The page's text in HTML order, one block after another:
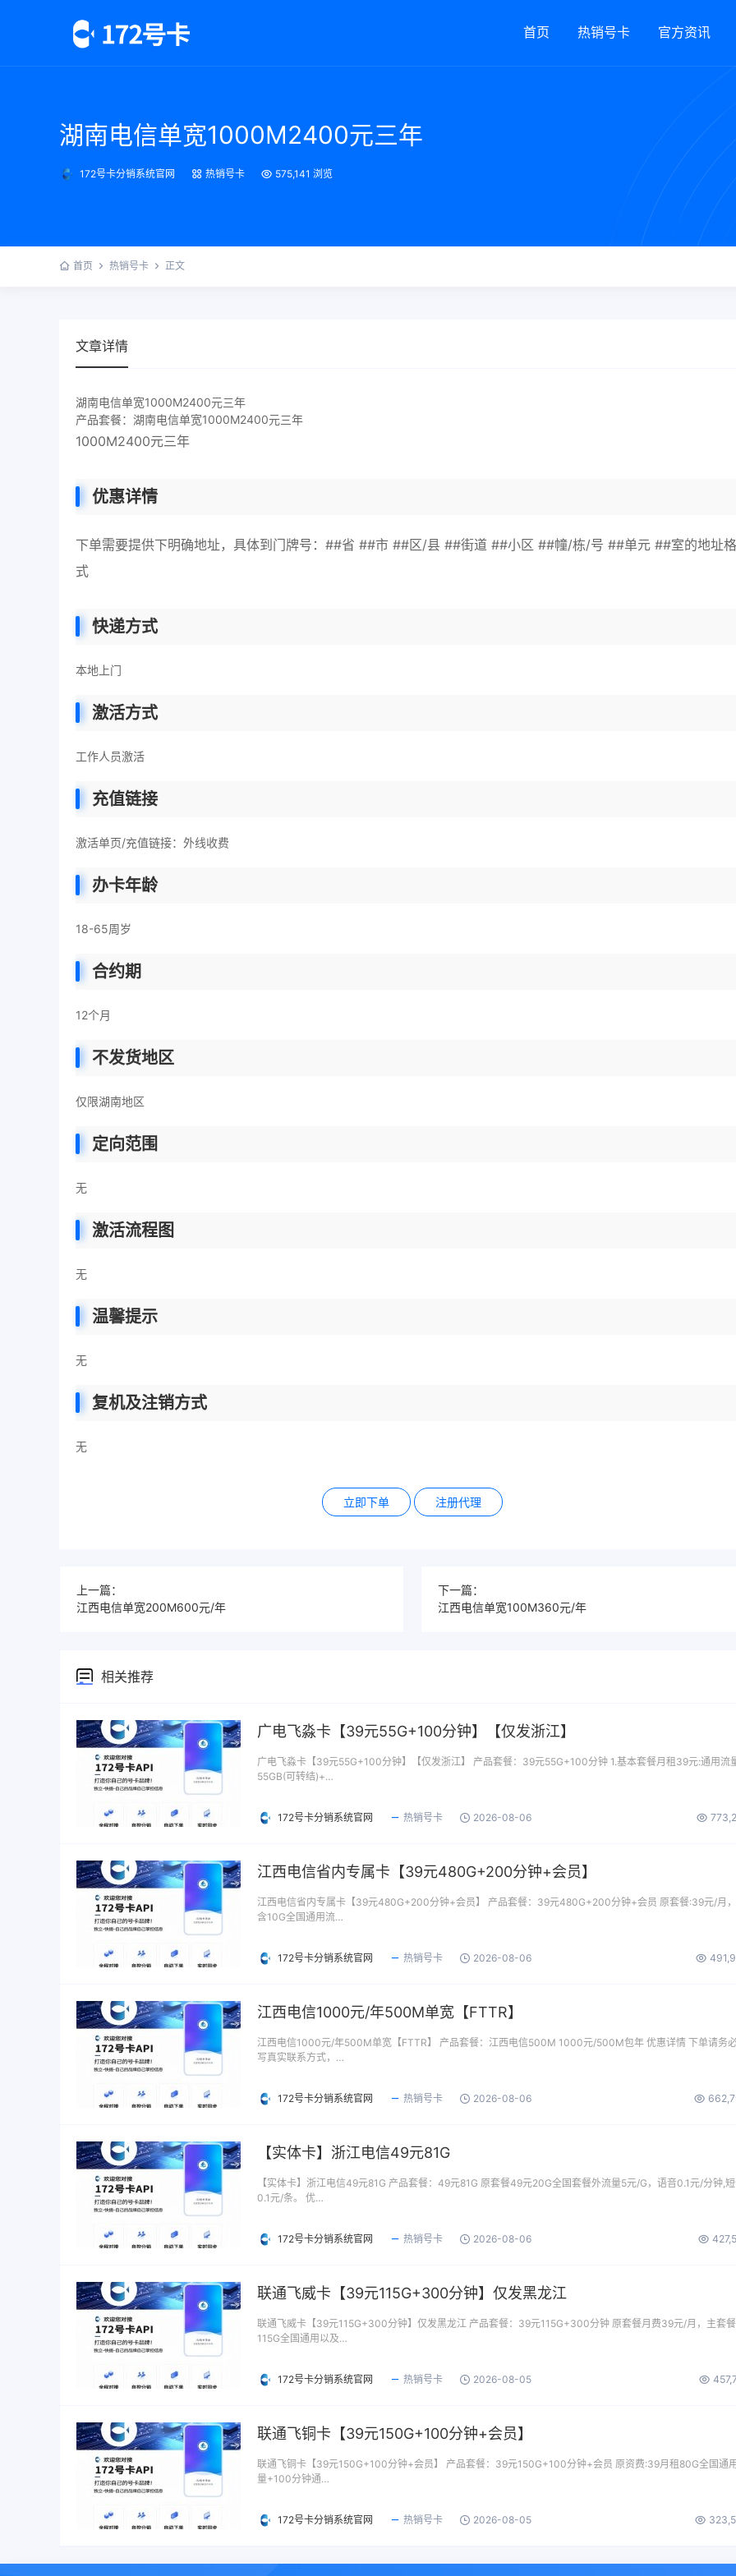
首页 热销号卡 官方资讯
湖南电信单宽1000M2400元三年
172号卡分销系统官网 热销号卡 575,141 浏览
首页 热销号卡 正文
文章详情
湖南电信单宽1000M2400元三年
产品套餐：湖南电信单宽1000M2400元三年
1000M2400元三年
优惠详情
下单需要提供下明确地址，具体到门牌号：##省 ##市 ##区/县 ##街道 ##小区 ##幢/栋/号 ##单元 ##室的地址格
式
快递方式
本地上门
激活方式
工作人员激活
充值链接
激活单页/充值链接：外线收费
办卡年龄
18-65周岁
合约期
12个月
不发货地区
仅限湖南地区
定向范围
无
激活流程图
无
温馨提示
无
复机及注销方式
无
立即下单 注册代理
上一篇：
江西电信单宽200M600元/年
下一篇：
江西电信单宽100M360元/年
相关推荐
广电飞淼卡【39元55G+100分钟】【仅发浙江】
广电飞淼卡【39元55G+100分钟】【仅发浙江】 产品套餐：39元55G+100分钟 1.基本套餐月租39元:通用流
55GB(可转结)+…
172号卡分销系统官网 热销号卡 2026-08-06
江西电信省内专属卡【39元480G+200分钟+会员】
江西电信省内专属卡【39元480G+200分钟+会员】 产品套餐：39元480G+200分钟+会员 原套餐:39元/月
含10G全国通用流…
172号卡分销系统官网 热销号卡 2026-08-06
江西电信1000元/年500M单宽【FTTR】
江西电信1000元/年500M单宽【FTTR】 产品套餐：江西电信500M 1000元/500M包年 优惠详情 下单请务
写真实联系方式，…
172号卡分销系统官网 热销号卡 2026-08-06
【实体卡】浙江电信49元81G
【实体卡】浙江电信49元81G 产品套餐：49元81G 原套餐49元20G全国套餐外流量5元/G，语音0.1元/分钟,
0.1元/条。 优…
172号卡分销系统官网 热销号卡 2026-08-06
联通飞威卡【39元115G+300分钟】仅发黑龙江
联通飞威卡【39元115G+300分钟】仅发黑龙江 产品套餐：39元115G+300分钟 原套餐月费39元/月，主套
115G全国通用以及…
172号卡分销系统官网 热销号卡 2026-08-05
联通飞铜卡【39元150G+100分钟+会员】
联通飞铜卡【39元150G+100分钟+会员】 产品套餐：39元150G+100分钟+会员 原资费:39月租80G全国通
量+100分钟通…
172号卡分销系统官网 热销号卡 2026-08-05